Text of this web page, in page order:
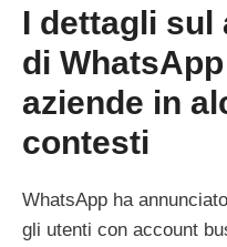
I dettagli sul
di
aziende in
contesti
WhatsApp ha
gli utenti con account